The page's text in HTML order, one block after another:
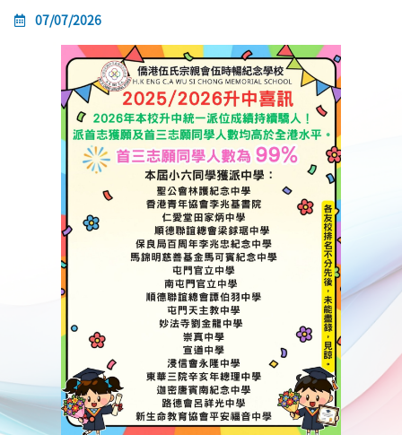
07/07/2026